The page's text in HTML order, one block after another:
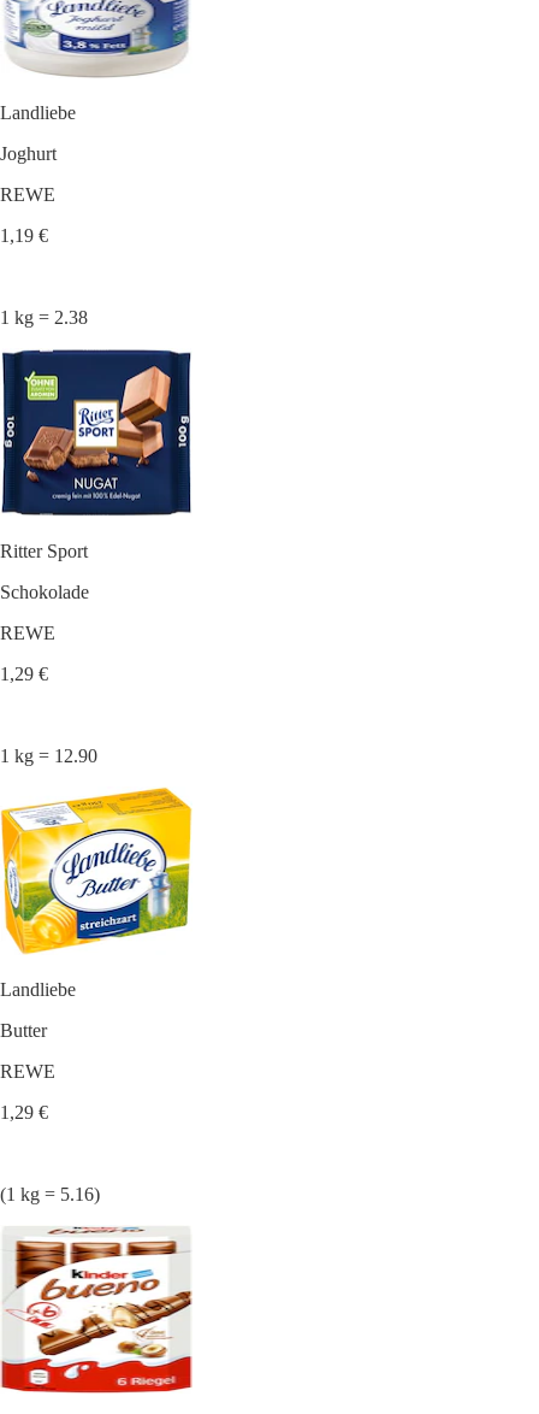
Landliebe
Joghurt
REWE
1,19 €
1 kg = 2.38
Ritter Sport
Schokolade
REWE
1,29 €
1 kg = 12.90
Landliebe
Butter
REWE
1,29 €
(1 kg = 5.16)